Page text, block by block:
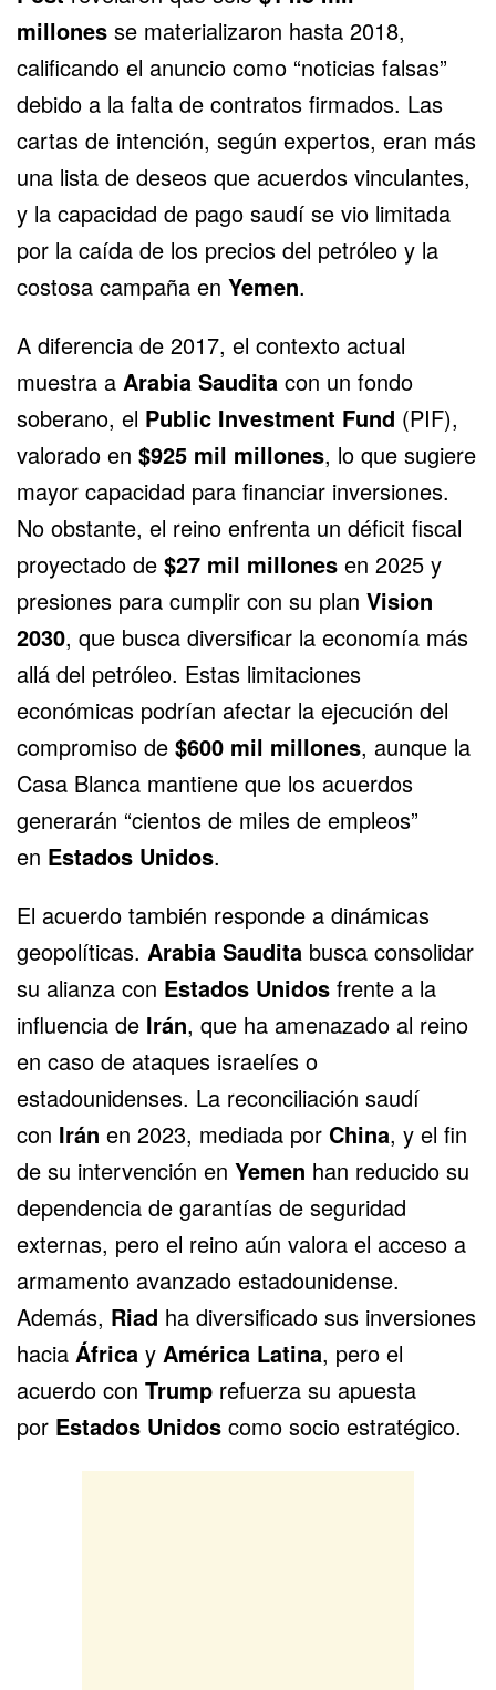
millones se materializaron hasta 2018,
calificando el anuncio como “noticias falsas”
debido a la falta de contratos firmados. Las
cartas de intención, según expertos, eran más
una lista de deseos que acuerdos vinculantes,
y la capacidad de pago saudí se vio limitada
por la caída de los precios del petróleo y la
costosa campaña en Yemen.
A diferencia de 2017, el contexto actual
muestra a Arabia Saudita con un fondo
soberano, el Public Investment Fund (PIF),
valorado en $925 mil millones, lo que sugiere
mayor capacidad para financiar inversiones.
No obstante, el reino enfrenta un déficit fiscal
proyectado de $27 mil millones en 2025 y
presiones para cumplir con su plan Vision
2030, que busca diversificar la economía más
allá del petróleo. Estas limitaciones
económicas podrían afectar la ejecución del
compromiso de $600 mil millones, aunque la
Casa Blanca mantiene que los acuerdos
generarán “cientos de miles de empleos”
en Estados Unidos.
El acuerdo también responde a dinámicas
geopolíticas. Arabia Saudita busca consolidar
su alianza con Estados Unidos frente a la
influencia de Irán, que ha amenazado al reino
en caso de ataques israelíes o
estadounidenses. La reconciliación saudí
con Irán en 2023, mediada por China, y el fin
de su intervención en Yemen han reducido su
dependencia de garantías de seguridad
externas, pero el reino aún valora el acceso a
armamento avanzado estadounidense.
Además, Riad ha diversificado sus inversiones
hacia África y América Latina, pero el
acuerdo con Trump refuerza su apuesta
por Estados Unidos como socio estratégico.